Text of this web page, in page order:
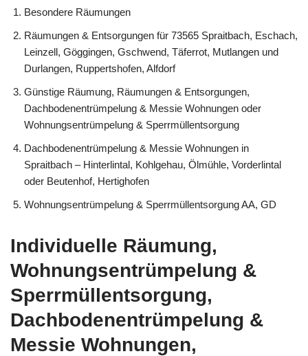
Besondere Räumungen
Räumungen & Entsorgungen für 73565 Spraitbach, Eschach,
Leinzell, Göggingen, Gschwend, Täferrot, Mutlangen und
Durlangen, Ruppertshofen, Alfdorf
Günstige Räumung, Räumungen & Entsorgungen,
Dachbodenentrümpelung & Messie Wohnungen oder
Wohnungsentrümpelung & Sperrmüllentsorgung
Dachbodenentrümpelung & Messie Wohnungen in
Spraitbach – Hinterlintal, Kohlgehau, Ölmühle, Vorderlintal
oder Beutenhof, Hertighofen
Wohnungsentrümpelung & Sperrmüllentsorgung AA, GD
Individuelle Räumung,
Wohnungsentrümpelung &
Sperrmüllentsorgung,
Dachbodenentrümpelung &
Messie Wohnungen,